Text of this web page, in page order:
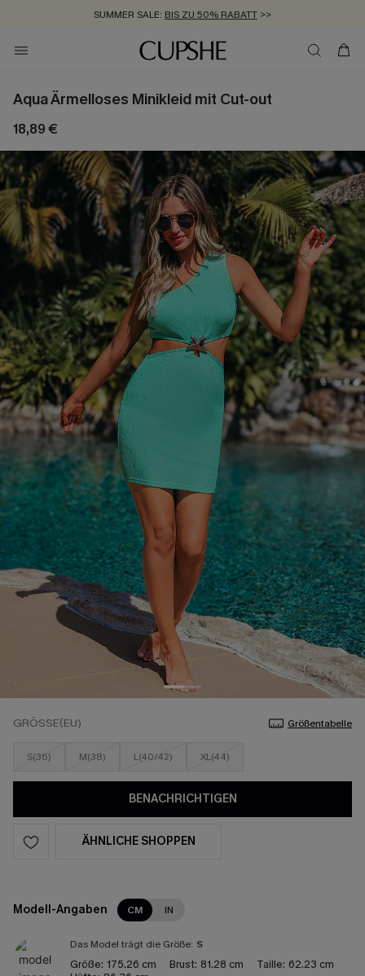
ZUM NEWSLETTER:BIS ZU -20% EXTRA ERHALTEN
KOSTENLOSER VERSAND AB 89 €
Aqua Ärmelloses Minikleid mit Cut-out
18,89 €
GRÖSSE(EU) Größentabelle
S(36) M(38) L(40/42) XL(44)
BENACHRICHTIGEN
ÄHNLICHE SHOPPEN
Modell-Angaben CM IN
Das Model trägt die Größe: S
Größe: 175.26 cm Brust: 81.28 cm Taille: 62.23 cm